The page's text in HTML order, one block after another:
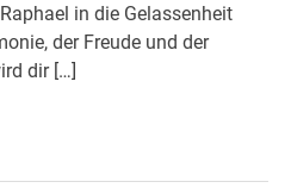
in die Gelassenheit
der Freude und der
dir […]